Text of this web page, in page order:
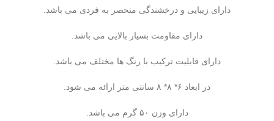
دارای زیبایی و درخشندگی منحصر به فردی می باشد.
دارای مقاومت بسیار بالایی می باشد.
دارای قابلیت ترکیب با رنگ ها مختلف می باشد.
در ابعاد ۶* ۸* ۸ سانتی متر ارائه می شود.
دارای وزن ۵۰ گرم می باشد.